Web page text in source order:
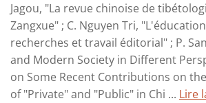
Jagou, "La revue chinoise de
Zangxue" ; C. Nguyen Tri,
recherches et travail éditorial" ; P.
and Modern Society in Different
on Some Recent Contributions on
of "Private" and "Public" in Chi ... Lire